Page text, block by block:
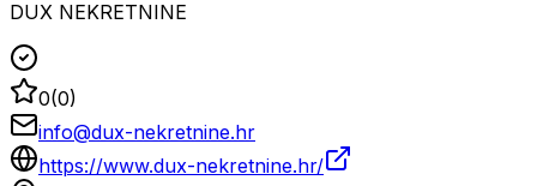
DUX NEKRETNINE
0(0)
info@dux-nekretnine.hr
https://www.dux-nekretnine.hr/